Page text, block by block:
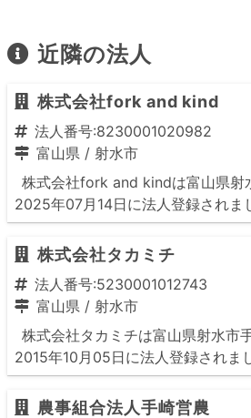
近隣の法人
株式会社fork and kind
法人番号:8230001020982
富山県 / 射水市
株式会社fork and kindは富山県射
2025年07月14日に法人登録されま
株式会社タカミチ
法人番号:5230001012743
富山県 / 射水市
株式会社タカミチは富山県射水市
2015年10月05日に法人登録されま
農事組合法人手崎営農